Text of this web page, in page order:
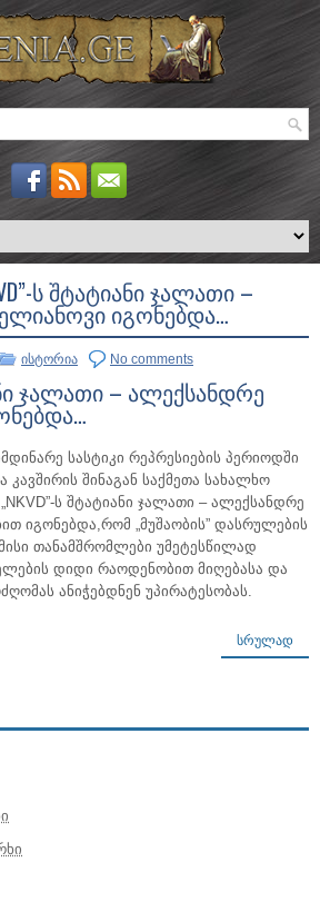
Ს ᲨᲢᲐᲢᲘᲐᲜᲘ ᲯᲐᲚᲐᲗᲘ –
ᲘᲒᲝᲜᲔᲑᲓᲐ…
ისტორია No comments
ჯალათი – ალექსანდრე
სასტიკი რეპრესიების პერიოდში
კავშირის შინაგან საქმეთა სახალხო
ს შტატიანი ჯალათი – ალექსანდრე
იგონებდა,რომ „მუშაობის” დასრულების
თანამშრომლები უმეტესწილად
დიდი რაოდენობით მიღებასა და
ანიჭებდნენ უპირატესობას.
ᲡᲠᲣᲚᲐᲓ